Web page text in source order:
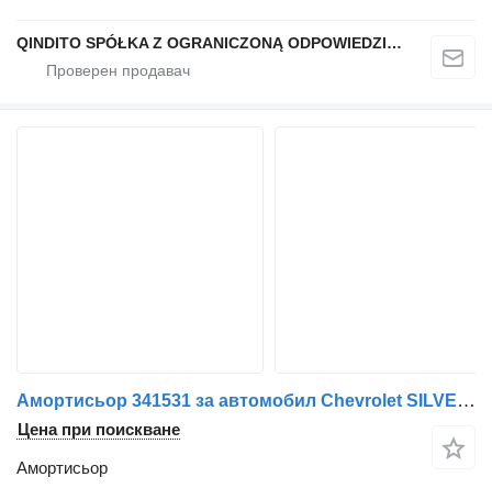
QINDITO SPÓŁKA Z OGRANICZONĄ ODPOWIEDZIALNOŚCIĄ
Амортисьор 341531 за автомобил Chevrolet SILVERADO 2000
Цена при поискване
Амортисьор